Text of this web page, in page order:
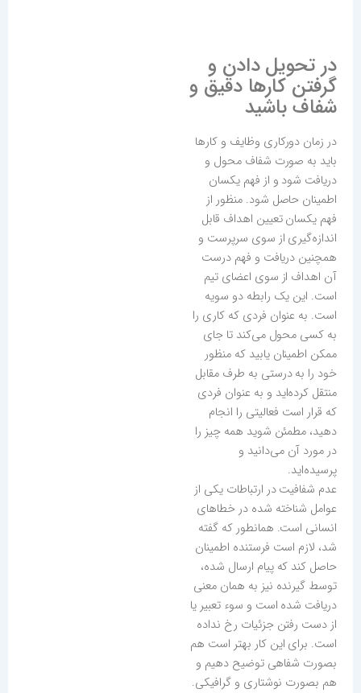
در تحویل دادن و
گرفتن کارها دقیق و
شفاف باشید
در زمان دورکاری وظایف و کارها
باید به صورت شفاف محول و
دریافت شود و از فهم یکسان
اطمینان حاصل شود. منظور از
فهم یکسان تعیین اهداف قابل
اندازه‌گیری از سوی سرپرست و
همچنین دریافت و فهم درست
آن اهداف از سوی اعضای تیم
است. این یک رابطه دو سویه
است. به عنوان فردی که کاری را
به کسی محول می‌کند تا جای
ممکن اطمینان یابید که منظور
خود را به درستی به طرف مقابل
منتقل کرده‌اید و به عنوان فردی
که قرار است فعالیتی را انجام
دهید، مطمئن شوید همه چیز را
در مورد آن می‌دانید و
پرسیده‌اید.
عدم شفافیت در ارتباطات یکی از
عوامل شناخته شده در خطاهای
انسانی است. همانطور که گفته
شد، لازم است فرستنده اطمینان
حاصل کند که پیام ارسال شده،
توسط گیرنده نیز به همان معنی
دریافت شده است و سوء تعبیر یا
از دست رفتن جزئیات رخ نداده
است. برای این کار بهتر است هم
بصورت شفاهی توضیح دهیم و
هم بصورت نوشتاری و گرافیکی.